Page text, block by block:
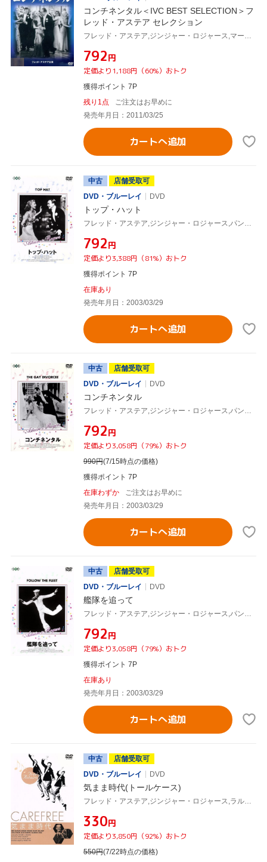
コンチネンタル＜IVC BEST SELECTION＞フ
レッド・アステア セレクション
¥792円
定価より1,188円（60%）おトク
獲得ポイント 7P
残り1点
ご注文はお早めに
発売年月日：2011/03/25
カートへ追加
中古
店舗受取可
DVD・ブルーレイ
DVD
トップ・ハット
¥792円
定価より3,388円（81%）おトク
獲得ポイント 7P
在庫あり
発売年月日：2003/03/29
カートへ追加
中古
店舗受取可
DVD・ブルーレイ
DVD
コンチネンタル
¥792円
定価より3,058円（79%）おトク
990円(7/15時点の価格)
獲得ポイント 7P
在庫わずか
ご注文はお早めに
発売年月日：2003/03/29
カートへ追加
中古
店舗受取可
DVD・ブルーレイ
DVD
艦隊を追って
¥792円
定価より3,058円（79%）おトク
獲得ポイント 7P
在庫あり
発売年月日：2003/03/29
カートへ追加
中古
店舗受取可
DVD・ブルーレイ
DVD
気まま時代(トールケース)
フレッド・アステア,ジンジャー・ロジャース,ラルフ・ベラミー,ルーラ・ギア,マーク・サンドリッチ(監督)
¥330円
定価より3,850円（92%）おトク
550円(7/22時点の価格)